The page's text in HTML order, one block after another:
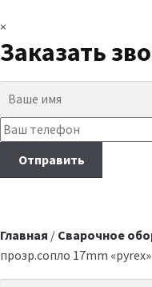
×
Заказать
Главная / Сварочное
прозр.сопло 17mm «pyrex»
Search for: